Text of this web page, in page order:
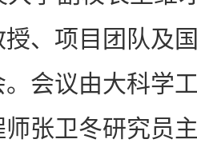
、项目团队及
。会议由大科学
张卫冬研究员